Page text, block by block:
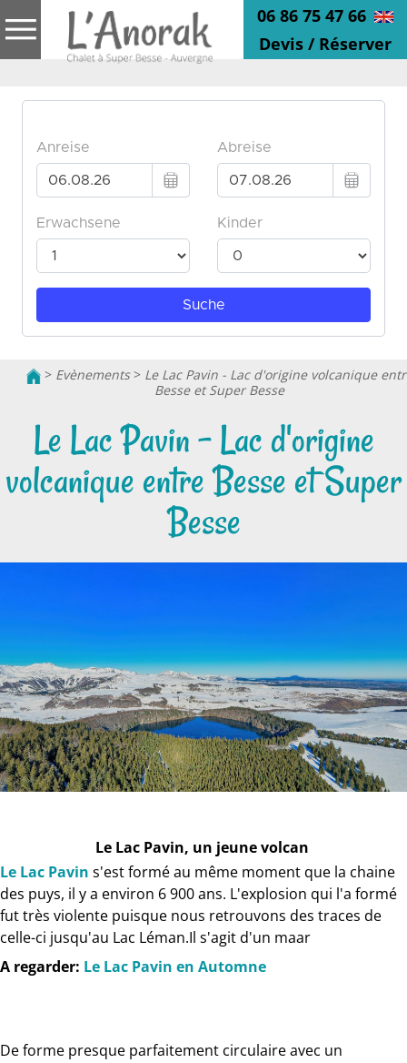
06 86 75 47 66
Devis / Réserver
> Evènements> Le Lac Pavin - Lac d'origine volcanique
Besse et Super Besse
Le Lac Pavin - Lac d'origine
volcanique entre Besse et Super
Besse
Le Lac Pavin, un jeune volcan
Le Lac Pavin s'est formé au même moment que la chaine
des puys, il y a environ 6 900 ans. L'explosion qui l'a formé
fut très violente puisque nous retrouvons des traces de
celle-ci jusqu'au Lac Léman.Il s'agit d'un maar
A regarder: Le Lac Pavin en Automne
De forme presque parfaitement circulaire avec un